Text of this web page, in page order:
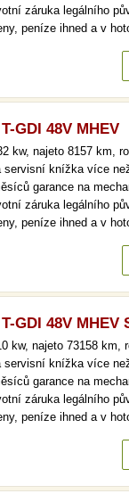
záruka legálního
peníze ihned a v
najetých km.
GDI 48V MHEV
kw, najeto 8157 km,
servisní knížka více
garance na
záruka legálního
peníze ihned a v
najetých km.
GDI 48V MHEV
kw, najeto 73158 km,
servisní knížka více
garance na
záruka legálního
peníze ihned a v
najetých km.